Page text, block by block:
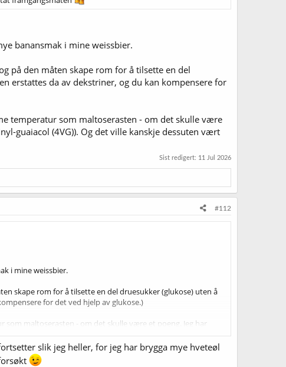
banansmak i mine weissbier.
på den måten skape rom for å tilsette en del
erstattes da av dekstriner, og du kan kompensere for
temperatur som maltoserasten - om det skulle være
guaiacol (4VG)). Og det ville kanskje dessuten vært
Sist redigert: 11 Jul 2026
#112
i mine weissbier.
skape rom for å tilsette en del druesukker (glukose) uten å
for det ved hjelp av glukose.)
maltoserasten - om det skulle være et poeng. Jeg har
kanskje dessuten vært uønska i brygget ditt?
slik jeg heller, for jeg har brygga mye hveteøl